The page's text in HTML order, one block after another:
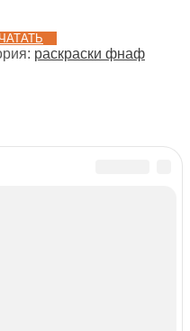
раскраски фнаф